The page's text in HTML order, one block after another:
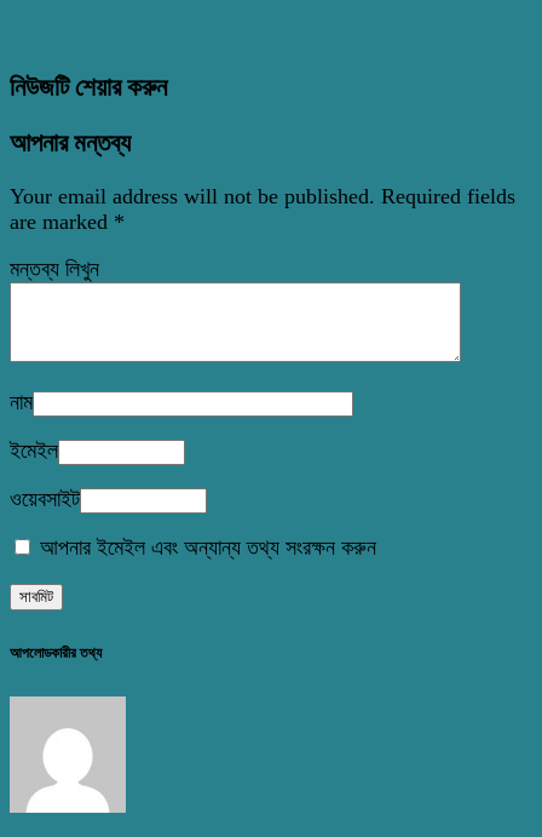
নিউজটি শেয়ার করুন
আপনার মন্তব্য
Your email address will not be published. Required fields
are marked *
মন্তব্য লিখুন
নাম
ইমেইল
ওয়েবসাইট
আপনার ইমেইল এবং অন্যান্য তথ্য সংরক্ষন করুন
আপলোডকারীর তথ্য